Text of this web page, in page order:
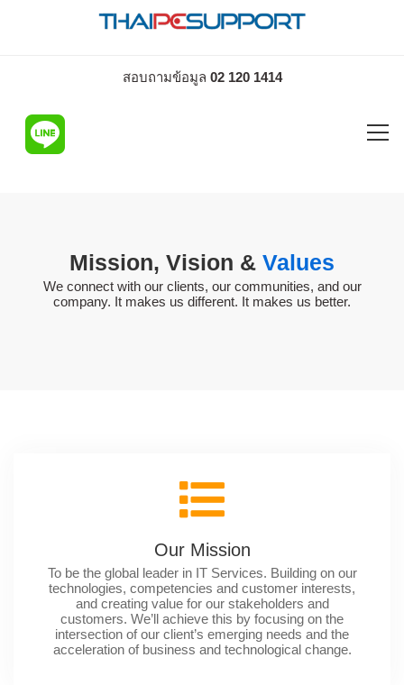
สอบถามข้อมูล 02 120 1414
Mission, Vision & Values
We connect with our clients, our communities, and our
company. It makes us different. It makes us better.
Our Mission
To be the global leader in IT Services. Building on our
technologies, competencies and customer interests,
and creating value for our stakeholders and
customers. We’ll achieve this by focusing on the
intersection of our client’s emerging needs and the
acceleration of business and technological change.